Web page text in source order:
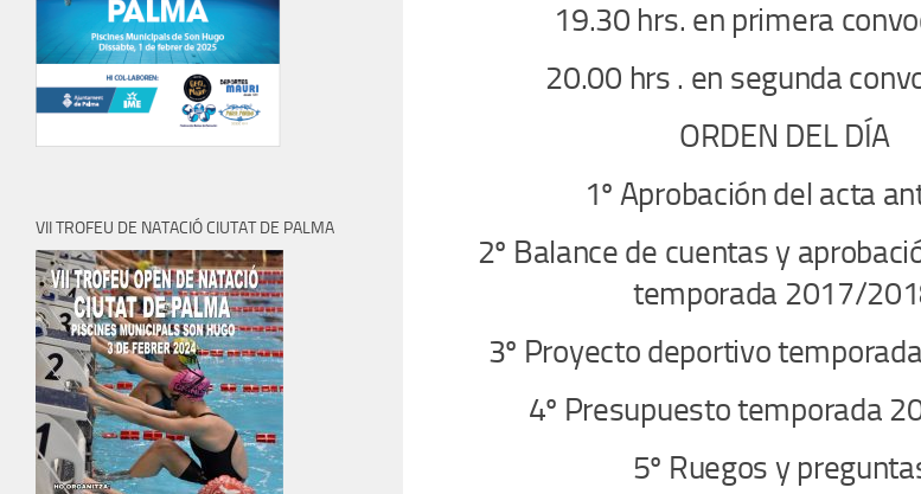
19.30 hrs. en primera
20.00 hrs . en segunda
ORDEN DEL DÍA
1º Aprobación del acta
2º Balance de cuentas y
temporada 2017/
3º Proyecto deportivo
4º Presupuesto temporada
5º Ruegos y
VII TROFEU DE NATACIÓ CIUTAT DE PALMA